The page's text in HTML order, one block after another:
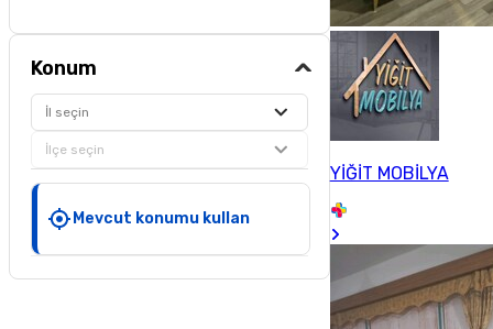
Konum
İl seçin
İlçe seçin
Mevcut konumu kullan
YİĞİT MOBİLYA